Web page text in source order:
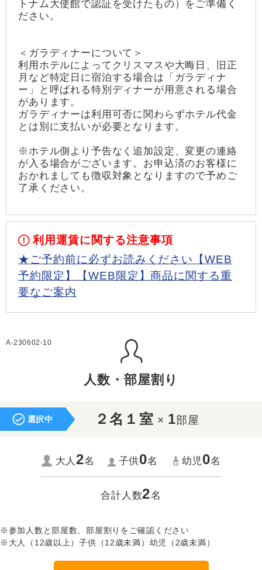
トナム大使館で認証を受けたもの）をご準備く
ださい。
＜ガラディナーについて＞
利用ホテルによってクリスマスや大晦日、旧正
月など特定日に宿泊する場合は「ガラディナ
ー」と呼ばれる特別ディナーが用意される場合
があります。
ガラディナーは利用可否に関わらずホテル代金
とは別に支払いが必要となります。
※ホテル側より予告なく追加設定、変更の連絡
が入る場合がございます。お申込済のお客様に
おかれましても徴収対象となりますので予めご
了承ください。
利用運賃に関する注意事項
★ご予約前に必ずお読みください【WEB
予約限定】【WEB限定】商品に関する重
要なご案内
A-230602-10
人数・部屋割り
選択中 ２名１室 × 1部屋
大人2名 子供0名 幼児0名
合計人数2名
※参加人数と部屋数、部屋割りをご確認ください
※大人（12歳以上）子供（12歳未満）幼児（2歳未満）